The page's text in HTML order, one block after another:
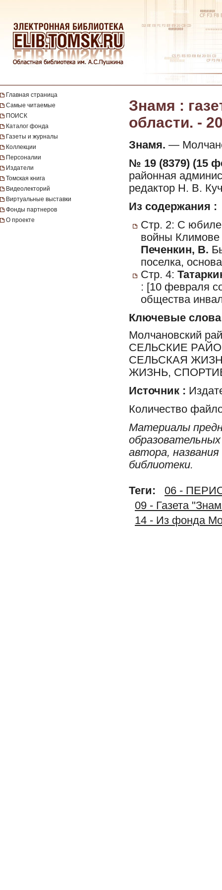
Главная страница
Самые читаемые
ПОИСК
Каталог фонда
Газеты и журналы
Коллекции
Персоналии
Издатели
Томская книга
Видеолекторий
Виртуальные выставки
Фонды партнеров
О проекте
Знамя :
области. -
Знамя. —
№ 19 (8379) (15
районная
редактор Н. В.
Из содержания :
Стр. 2: С
войны Климове
Печенкин, В.
поселка,
Стр. 4:
: [10 февраля
общества
Ключевые слова
Молчановский
СЕЛЬСКИЕ
СЕЛЬСКАЯ
ЖИЗНЬ,
Источник :
Количество
Материалы
автора,
библиотеки.
Теги:
06 -
09 - Газета
14 - Из фонда